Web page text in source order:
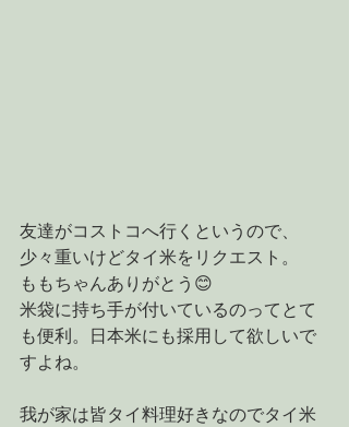
友達がコストコへ行くというので、
少々重いけどタイ米をリクエスト。
ももちゃんありがとう😊
米袋に持ち手が付いているのってとて
も便利。日本米にも採用して欲しいで
すよね。
我が家は皆タイ料理好きなのでタイ米